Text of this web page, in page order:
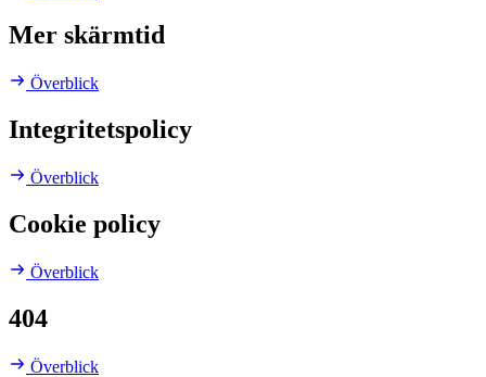
Mer skärmtid
Överblick
Integritetspolicy
Överblick
Cookie policy
Överblick
404
Överblick